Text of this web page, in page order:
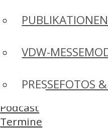
PUBLIKATIONEN
VDW-
PRESSEFOTOS
Podcast
Termine